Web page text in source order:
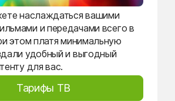
наслаждаться вашими
и передачами всего в
этом платя минимальную
удобный и выгодный
для вас.
Тарифы ТВ